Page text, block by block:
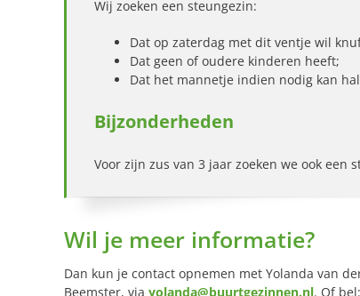
Wij zoeken een steungezin:
Dat op zaterdag met dit ventje wil
Dat geen of oudere kinderen heeft;
Dat het mannetje indien nodig kan
Bijzonderheden
Voor zijn zus van 3 jaar zoeken we ook een
Wil je meer informatie?
Dan kun je contact opnemen met Yolanda van
Beemster, via yolanda@buurtgezinnen.nl. Of